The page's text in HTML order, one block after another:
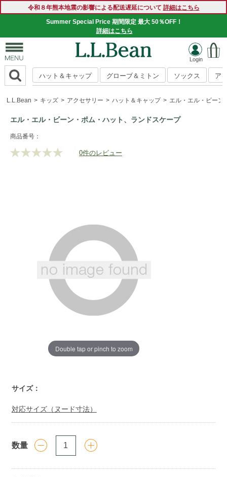
令和８年熊本地震の影響による配送遅延について 詳細はこちら
Summer Special Price 期間限定 最大 50％OFF！
詳細はこちら
ハット＆キャップ グローブ＆ミトン ソックス ア
L.L.Bean キッズ アクセサリー ハット＆キャップ エル・エル・ビーン
エル・エル・ビーン・ポム・ハット、ランドスケープ
https://www.llbean.co.jp/kids/accessories/hat-
cap/g/P129209.html
商品番号：
評
ジ
リ
0件のレビュー
Double tap or pinch to zoom
cap/g/P129209.html
サイズ：
対応サイズ（ヌード寸法）
数量